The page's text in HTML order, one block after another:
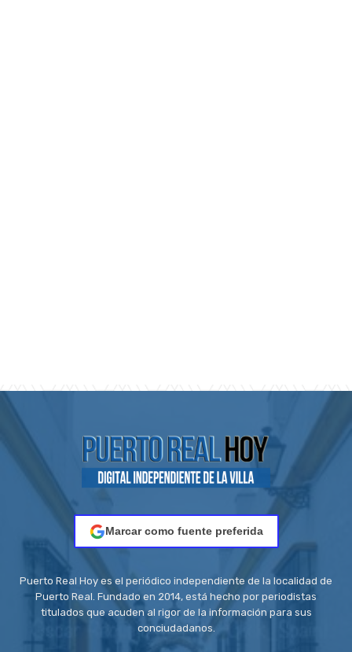
Marcar como fuente preferida
Puerto Real Hoy es el periódico independiente de la localidad de
Puerto Real. Fundado en 2014, está hecho por periodistas
titulados que acuden al rigor de la información para sus
conciudadanos.